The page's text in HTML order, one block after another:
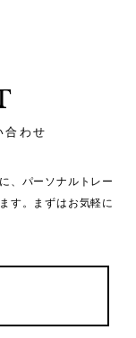
合わせ
、 パーソナルトレー
す。
まずはお気軽に